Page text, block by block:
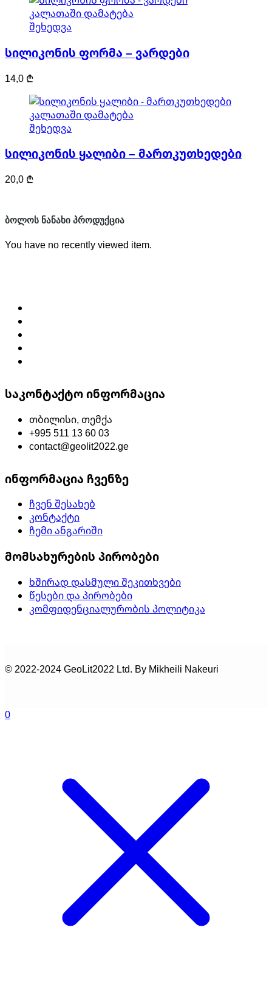
კალათაში დამატება
შეხედვა
სილიკონის ფორმა – ვარდები
14,0 ₾
კალათაში დამატება
შეხედვა
სილიკონის ყალიბი – მართკუთხედები
20,0 ₾
ᲑᲝᲚᲝᲡ ᲜᲐᲜᲐᲮᲘ ᲞᲠᲝᲓᲣᲥᲪᲘᲐ
You have no recently viewed item.
საკონტაქტო ინფორმაცია
თბილისი, თემქა
+995 511 13 60 03
contact@geolit2022.ge
ინფორმაცია ჩვენზე
ჩვენ შესახებ
კონტაქტი
ჩემი ანგარიში
მომსახურების პირობები
ხშირად დასმული შეკითხვები
წესები და პირობები
კომფიდენციალურობის პოლიტიკა
© 2022-2024 GeoLit2022 Ltd. By Mikheili Nakeuri
0